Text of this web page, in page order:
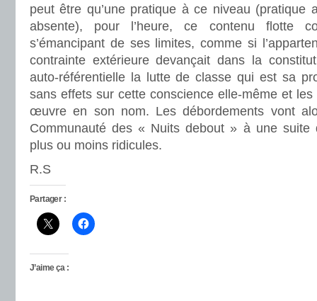
peut être qu’une pratique à ce niveau (pratique
absente), pour l’heure, ce contenu flotte
s’émancipant de ses limites, comme si
contrainte extérieure devançait dans la
auto-référentielle la lutte de classe qui est sa
sans effets sur cette conscience elle-même et les
œuvre en son nom. Les débordements vont
Communauté des « Nuits debout » à une suite
plus ou moins ridicules.
R.S
Partager :
J’aime ça :